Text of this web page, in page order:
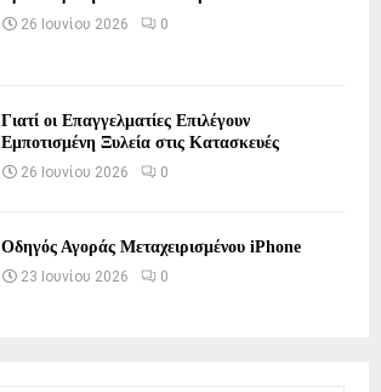
26 Ιουνίου 2026 0
Γιατί οι Επαγγελματίες Επιλέγουν
Εμποτισμένη Ξυλεία στις Κατασκευές
26 Ιουνίου 2026 0
Οδηγός Αγοράς Μεταχειρισμένου iPhone
23 Ιουνίου 2026 0